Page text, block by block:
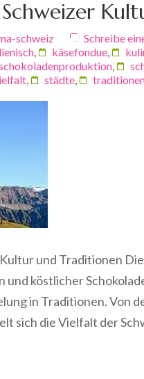
schweiz Schreibe
, käsefondue,
,
, städte,
und Traditionen
und köstlicher
in Traditionen. Von
sich die Vielfalt der